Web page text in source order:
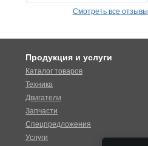
Смотреть все отзывы
Продукция и услуги
Каталог товаров
Техника
Двигатели
Запчасти
Спецпредложения
Услуги